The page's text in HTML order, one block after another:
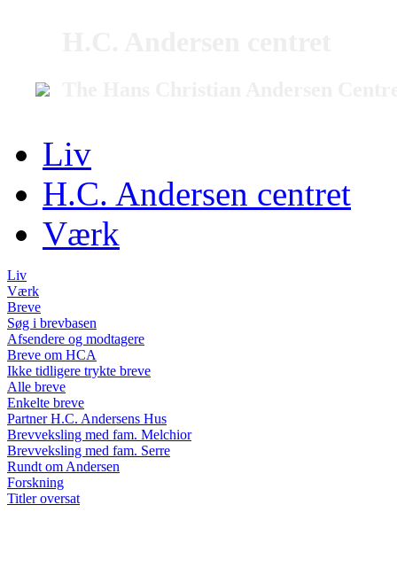
Liv
H.C. Andersen centret
Værk
Liv
Værk
Breve
Søg i brevbasen
Afsendere og modtagere
Breve om HCA
Ikke tidligere trykte breve
Alle breve
Enkelte breve
Partner H.C. Andersens Hus
Brevveksling med fam. Melchior
Brevveksling med fam. Serre
Rundt om Andersen
Forskning
Titler oversat